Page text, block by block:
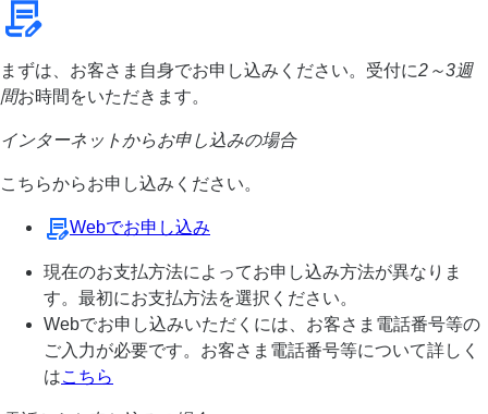
まずは、お客さま自身でお申し込みください。受付に2～3週
間お時間をいただきます。
インターネットからお申し込みの場合
こちらからお申し込みください。
Webでお申し込み
現在のお支払方法によってお申し込み方法が異なりま
す。最初にお支払方法を選択ください。
Webでお申し込みいただくには、お客さま電話番号等の
ご入力が必要です。お客さま電話番号等について詳しく
はこちら